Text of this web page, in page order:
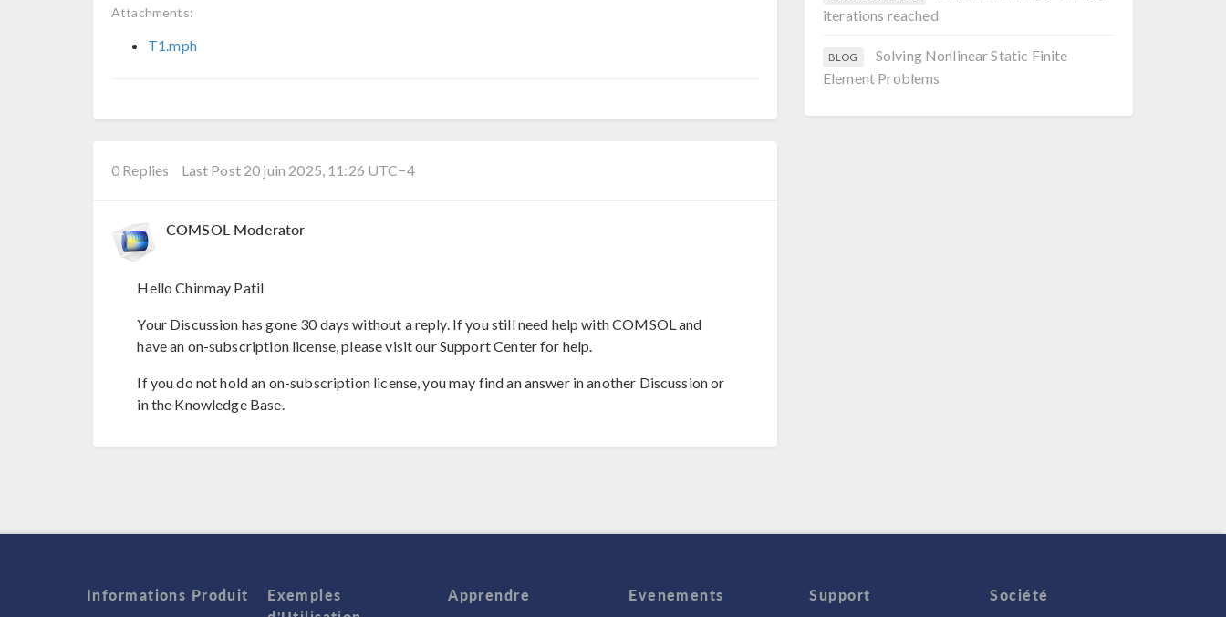
Attachments:
T1.mph
0 Replies Last Post 20 juin 2025, 11:26 UTC−4
COMSOL Moderator
Hello Chinmay Patil
Your Discussion has gone 30 days without a reply. If you still need help with COMSOL and
have an on-subscription license, please visit our Support Center for help.
If you do not hold an on-subscription license, you may find an answer in another Discussion or
in the Knowledge Base.
iterations reached
BLOG
Solving Nonlinear Static Finite
Element Problems
Informations Produit
Exemples
Apprendre Evenements Support Société